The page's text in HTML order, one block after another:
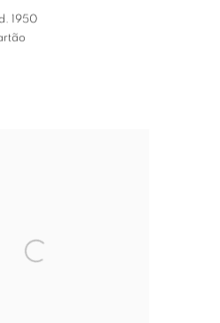
d. 1950